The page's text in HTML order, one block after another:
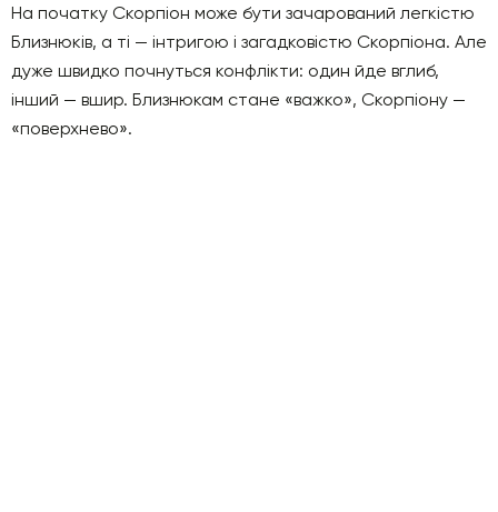
На початку Скорпіон може бути зачарований легкістю
Близнюків, а ті — інтригою і загадковістю Скорпіона. Але
дуже швидко почнуться конфлікти: один йде вглиб,
інший — вшир. Близнюкам стане «важко», Скорпіону —
«поверхнево».